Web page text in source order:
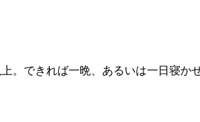
。できれば一晩、あるいは一日寝かせ